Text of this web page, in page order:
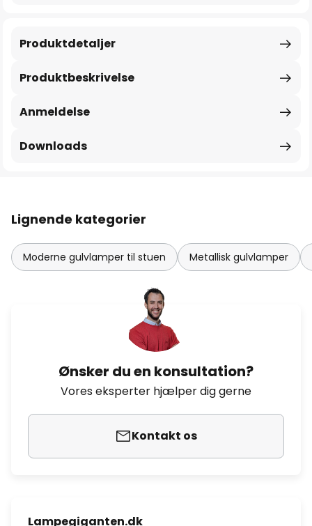
Produktbeskrivelse
Produktdetaljer
Anmeldelse
Downloads
Lignende kategorier
Moderne gulvlamper til stuen Metallisk gulvlamper
Ønsker du en konsultation?
Vores eksperter hjælper dig gerne
Kontakt os
Lampegiganten.dk